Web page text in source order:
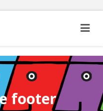
footer